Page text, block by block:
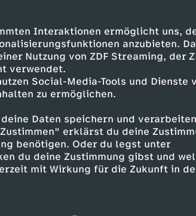
Interaktionen ermöglicht uns,
anzubieten.
Nutzung von ZDF Streaming, der
verwendet.
Social-Media-Tools und Dienste
zu ermöglichen.
Daten speichern und
erklärst du deine
benötigen. Oder du legst unter
du deine Zustimmung gibst und
mit Wirkung für die Zukunft in
Untertitel INFORMR